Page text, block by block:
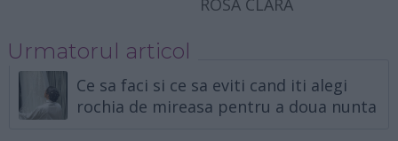
Urmatorul articol
Ce sa faci si ce sa eviti cand iti alegi
rochia de mireasa pentru a doua nunta